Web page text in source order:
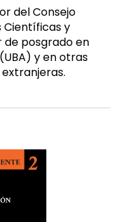
del Consejo
Científicas y
de posgrado en
y en otras